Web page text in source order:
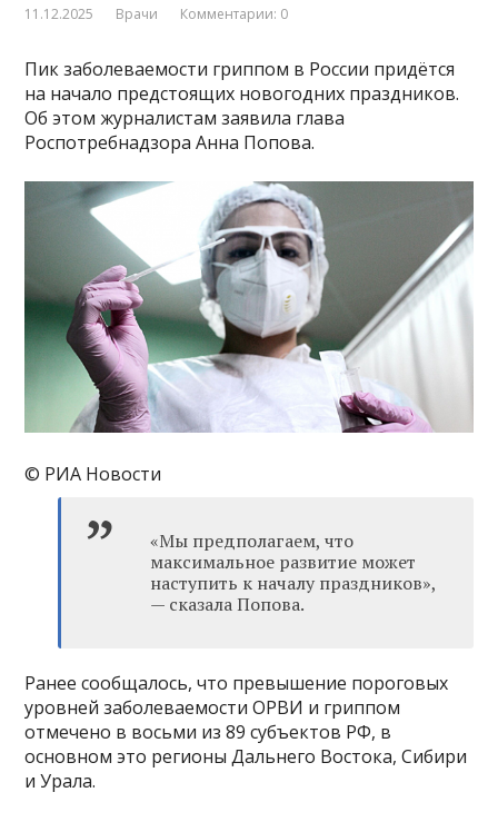
11.12.2025 Врачи Комментарии: 0
Пик заболеваемости гриппом в России придётся
на начало предстоящих новогодних праздников.
Об этом журналистам заявила глава
Роспотребнадзора Анна Попова.
© РИА Новости
«Мы предполагаем, что
максимальное развитие может
наступить к началу праздников»,
— сказала Попова.
Ранее сообщалось, что превышение пороговых
уровней заболеваемости ОРВИ и гриппом
отмечено в восьми из 89 субъектов РФ, в
основном это регионы Дальнего Востока, Сибири
и Урала.